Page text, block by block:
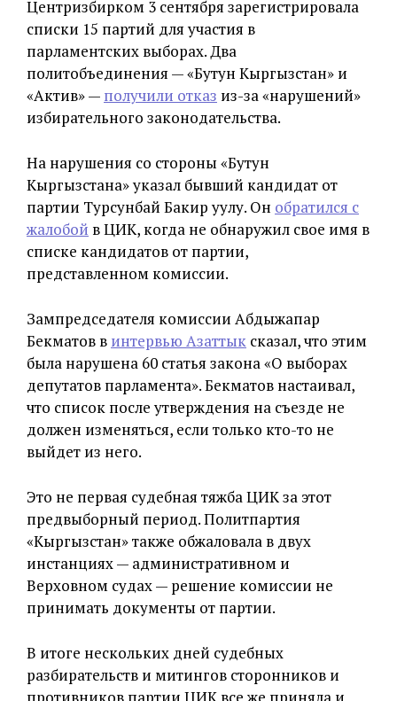
Центризбирком 3 сентября зарегистрировала
списки 15 партий для участия в
парламентских выборах. Два
политобъединения — «Бутун Кыргызстан» и
«Актив» — получили отказ из-за «нарушений»
избирательного законодательства.
На нарушения со стороны «Бутун
Кыргызстана» указал бывший кандидат от
партии Турсунбай Бакир уулу. Он обратился с
жалобой в ЦИК, когда не обнаружил свое имя в
списке кандидатов от партии,
представленном комиссии.
Зампредседателя комиссии Абдыжапар
Бекматов в интервью Азаттык сказал, что этим
была нарушена 60 статья закона «О выборах
депутатов парламента». Бекматов настаивал,
что список после утверждения на съезде не
должен изменяться, если только кто-то не
выйдет из него.
Это не первая судебная тяжба ЦИК за этот
предвыборный период. Политпартия
«Кыргызстан» также обжаловала в двух
инстанциях — административном и
Верховном судах — решение комиссии не
принимать документы от партии.
В итоге нескольких дней судебных
разбирательств и митингов сторонников и